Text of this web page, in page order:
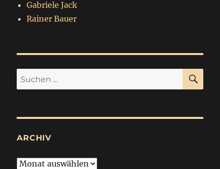
Gabriele Jack
Rainer Bauer
Suchen
nach:
ARCHIV
Archiv